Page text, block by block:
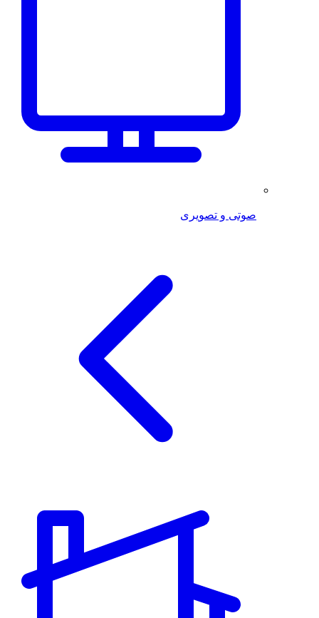
صوتی و تصویری